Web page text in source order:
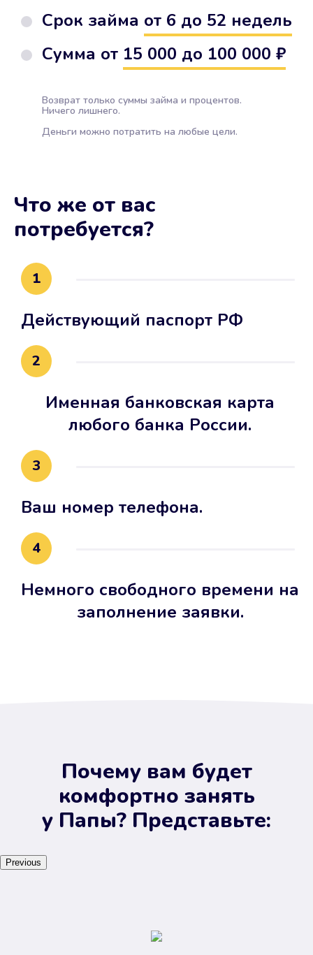
Срок займа от 6 до 52 недель
Сумма от 15 000 до 100 000 ₽
Возврат только суммы займа и процентов.
Ничего лишнего.
Деньги можно потратить на любые цели.
Что же от вас
потребуется?
1
Действующий паспорт РФ
2
Именная банковская карта
любого банка России.
3
Ваш номер телефона.
4
Немного свободного времени на
заполнение заявки.
Почему вам будет
комфортно занять
у Папы? Представьте:
Previous